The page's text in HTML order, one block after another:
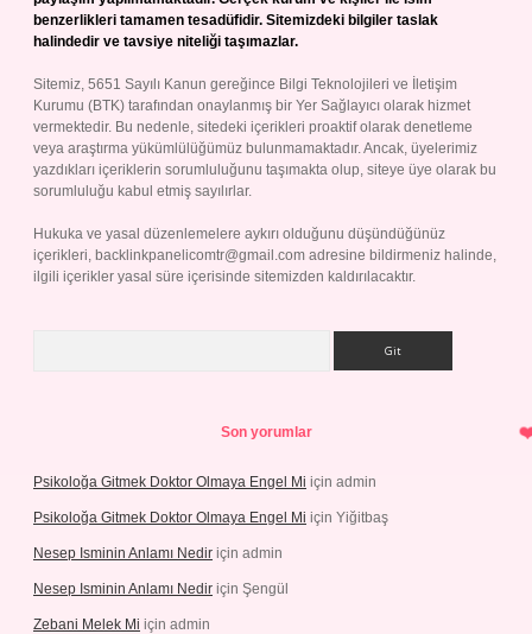
benzerlikleri tamamen tesadüfidir. Sitemizdeki bilgiler taslak
halindedir ve tavsiye niteliği taşımazlar.
Sitemiz, 5651 Sayılı Kanun gereğince Bilgi Teknolojileri ve İletişim
Kurumu (BTK) tarafından onaylanmış bir Yer Sağlayıcı olarak hizmet
vermektedir. Bu nedenle, sitedeki içerikleri proaktif olarak denetleme
veya araştırma yükümlülüğümüz bulunmamaktadır. Ancak, üyelerimiz
yazdıkları içeriklerin sorumluluğunu taşımakta olup, siteye üye olarak bu
sorumluluğu kabul etmiş sayılırlar.
Hukuka ve yasal düzenlemelere aykırı olduğunu düşündüğünüz
içerikleri, backlinkpanelicomtr@gmail.com adresine bildirmeniz halinde,
ilgili içerikler yasal süre içerisinde sitemizden kaldırılacaktır.
Son yorumlar
Psikoloğa Gitmek Doktor Olmaya Engel Mi için admin
Psikoloğa Gitmek Doktor Olmaya Engel Mi için Yiğitbaş
Nesep Isminin Anlamı Nedir için admin
Nesep Isminin Anlamı Nedir için Şengül
Zebani Melek Mi için admin